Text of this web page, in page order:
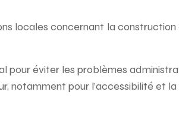
locales concernant la
pour éviter les problèmes
notamment pour l’accessibilité et